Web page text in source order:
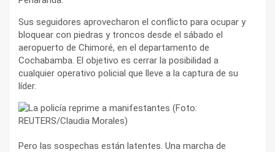
Sus seguidores aprovecharon el conflicto para ocupar y
bloquear con piedras y troncos desde el sábado el
aeropuerto de Chimoré, en el departamento de
Cochabamba. El objetivo es cerrar la posibilidad a
cualquier operativo policial que lleve a la captura de su
líder.
Pero las sospechas están latentes. Una marcha de